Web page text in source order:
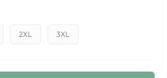
2XL 3XL